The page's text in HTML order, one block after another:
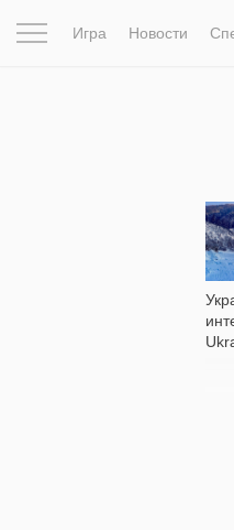
Игра Новости